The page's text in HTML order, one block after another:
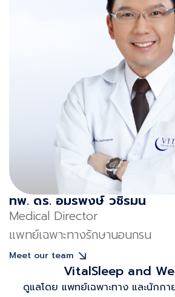
ทพ. ดร. อมรพงษ์ วชิรมน
Medical Director
แพทย์เฉพาะทางรักษานอนกรน
Meet our team
VitalSleep and
ดูแลโดย แพทย์เฉพาะทาง และนักก